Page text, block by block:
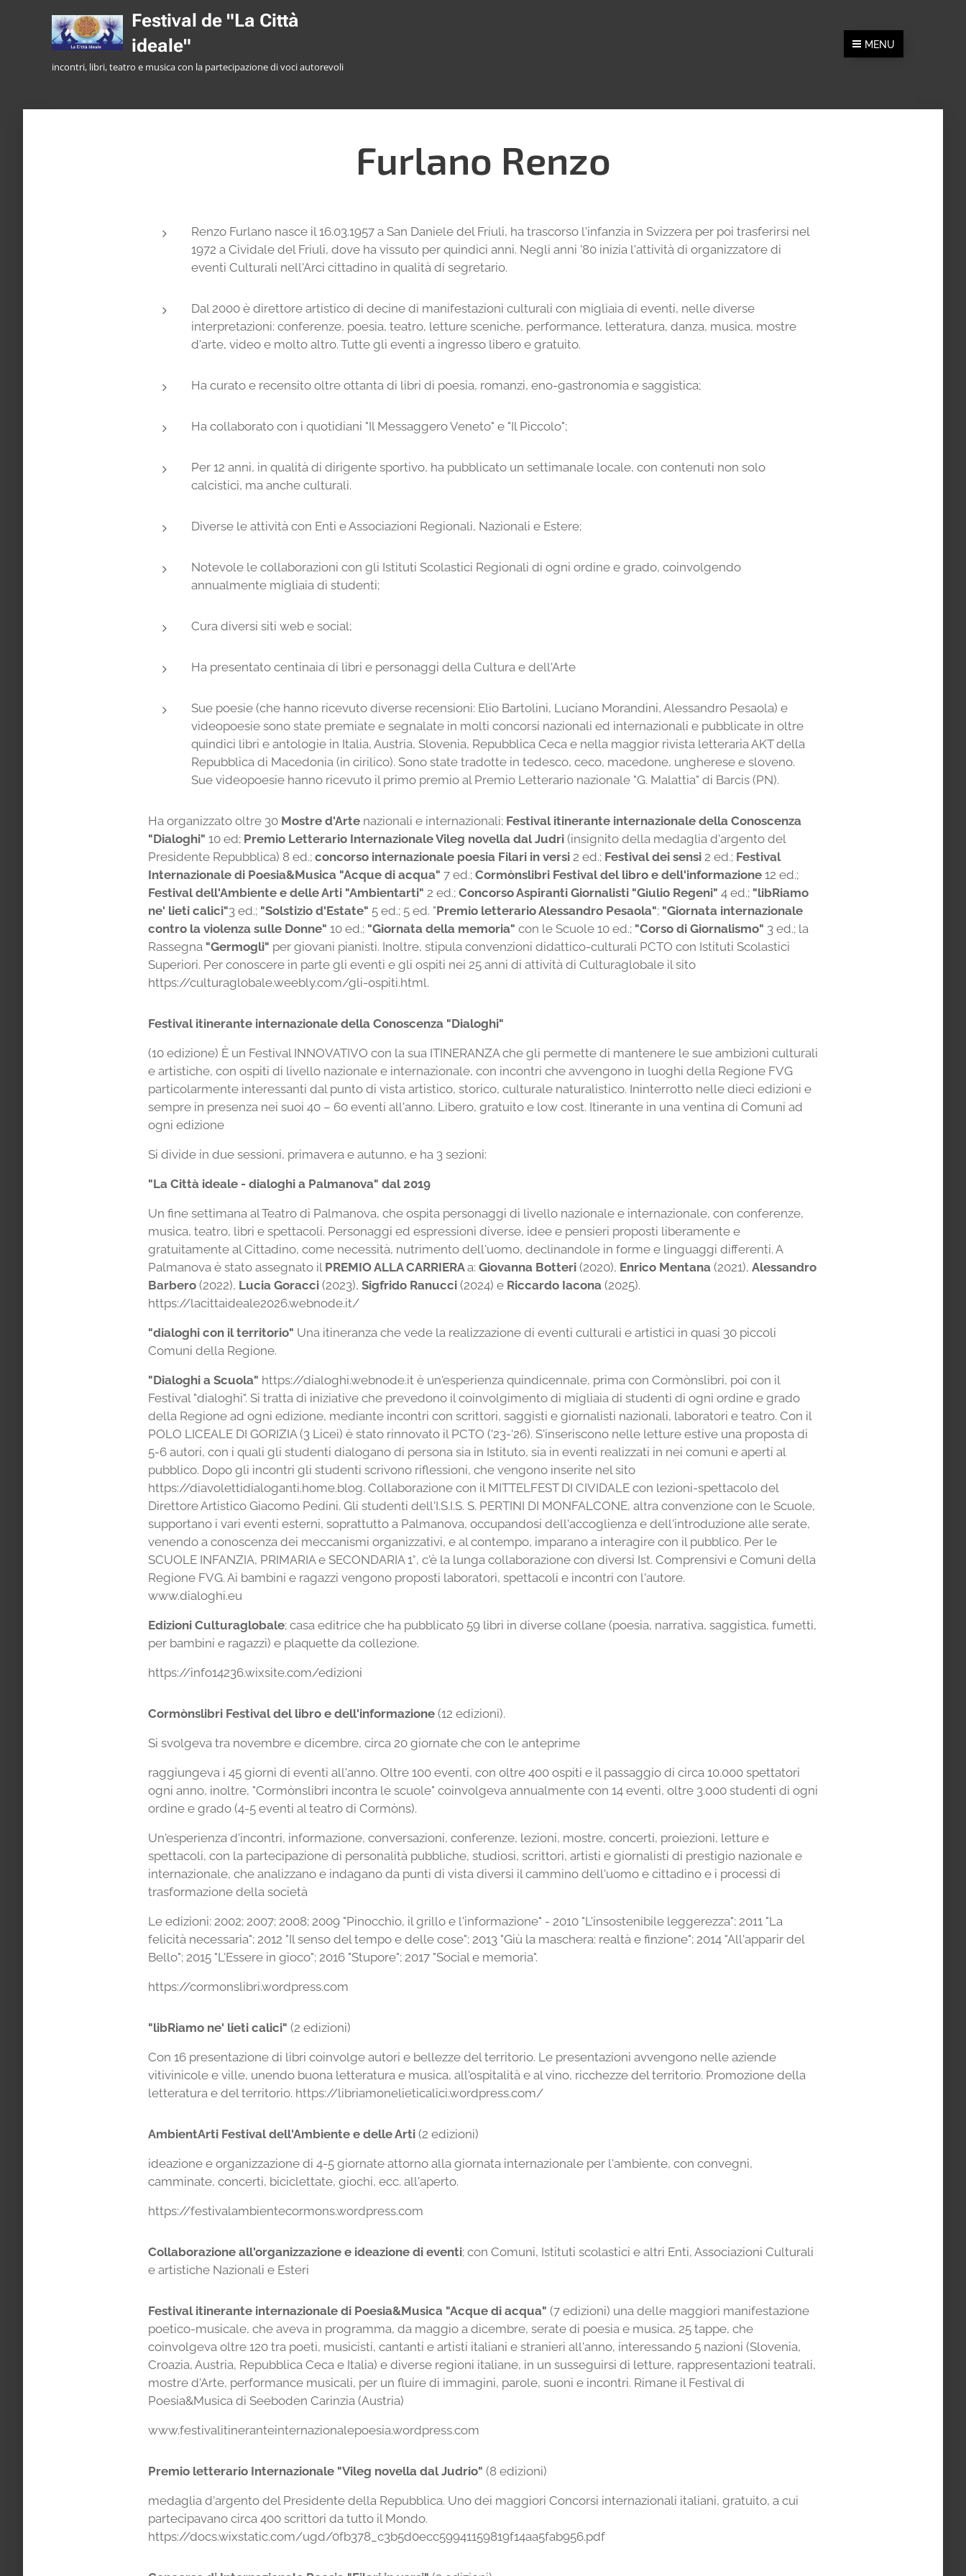
Festival de "La Città
ideale"
incontri, libri, teatro e musica con la partecipazione di voci autorevoli
MENU
Furlano Renzo
Renzo Furlano nasce il 16.03.1957 a San Daniele del Friuli, ha trascorso l'infanzia in Svizzera per poi trasferirsi nel
1972 a Cividale del Friuli, dove ha vissuto per quindici anni. Negli anni '80 inizia l'attività di organizzatore di
eventi Culturali nell'Arci cittadino in qualità di segretario.
Dal 2000 è direttore artistico di decine di manifestazioni culturali con migliaia di eventi, nelle diverse
interpretazioni: conferenze, poesia, teatro, letture sceniche, performance, letteratura, danza, musica, mostre
d'arte, video e molto altro. Tutte gli eventi a ingresso libero e gratuito.
Ha curato e recensito oltre ottanta di libri di poesia, romanzi, eno-gastronomia e saggistica;
Ha collaborato con i quotidiani "Il Messaggero Veneto" e "Il Piccolo";
Per 12 anni, in qualità di dirigente sportivo, ha pubblicato un settimanale locale, con contenuti non solo
calcistici, ma anche culturali.
Diverse le attività con Enti e Associazioni Regionali, Nazionali e Estere;
Notevole le collaborazioni con gli Istituti Scolastici Regionali di ogni ordine e grado, coinvolgendo
annualmente migliaia di studenti;
Cura diversi siti web e social;
Ha presentato centinaia di libri e personaggi della Cultura e dell'Arte
Sue poesie (che hanno ricevuto diverse recensioni: Elio Bartolini, Luciano Morandini, Alessandro Pesaola) e
videopoesie sono state premiate e segnalate in molti concorsi nazionali ed internazionali e pubblicate in oltre
quindici libri e antologie in Italia, Austria, Slovenia, Repubblica Ceca e nella maggior rivista letteraria AKT della
Repubblica di Macedonia (in cirilico). Sono state tradotte in tedesco, ceco, macedone, ungherese e sloveno.
Sue videopoesie hanno ricevuto il primo premio al Premio Letterario nazionale "G. Malattia" di Barcis (PN).
Ha organizzato oltre 30 Mostre d'Artenazionali e internazionali; Festival itinerante internazionale della Conoscenza
"Dialoghi" 10 ed; Premio Letterario Internazionale Vileg novella dal Judri (insignito della medaglia d'argento del
Presidente Repubblica) 8 ed.; concorso internazionale poesia Filari in versi 2 ed.; Festival dei sensi 2 ed.; Festival
Internazionale di Poesia&Musica "Acque di acqua" 7 ed.; Cormònslibri Festival del libro e dell'informazione12 ed.;
Festival dell'Ambiente e delle Arti "Ambientarti" 2 ed.; Concorso Aspiranti Giornalisti "Giulio Regeni" 4 ed.; "libRiamo
ne' lieti calici"3 ed.; "Solstizio d'Estate" 5 ed.; 5 ed. "Premio letterario Alessandro Pesaola"; "Giornata internazionale
contro la violenza sulle Donne" 10 ed.; "Giornata della memoria" con le Scuole 10 ed.; "Corso di Giornalismo" 3 ed.; la
Rassegna "Germogli" per giovani pianisti. Inoltre, stipula convenzioni didattico-culturali PCTO con Istituti Scolastici
Superiori. Per conoscere in parte gli eventi e gli ospiti nei 25 anni di attività di Culturaglobale il sito
https://culturaglobale.weebly.com/gli-ospiti.html.
Festival itinerante internazionale della Conoscenza "Dialoghi"
(10 edizione) È un Festival INNOVATIVO con la sua ITINERANZA che gli permette di mantenere le sue ambizioni culturali
e artistiche, con ospiti di livello nazionale e internazionale, con incontri che avvengono in luoghi della Regione FVG
particolarmente interessanti dal punto di vista artistico, storico, culturale naturalistico. Ininterrotto nelle dieci edizioni e
sempre in presenza nei suoi 40 – 60 eventi all'anno. Libero, gratuito e low cost. Itinerante in una ventina di Comuni ad
ogni edizione
Si divide in due sessioni, primavera e autunno, e ha 3 sezioni:
"La Città ideale - dialoghi a Palmanova" dal 2019
Un fine settimana al Teatro di Palmanova, che ospita personaggi di livello nazionale e internazionale, con conferenze,
musica, teatro, libri e spettacoli. Personaggi ed espressioni diverse, idee e pensieri proposti liberamente e
gratuitamente al Cittadino, come necessità, nutrimento dell'uomo, declinandole in forme e linguaggi differenti. A
Palmanova è stato assegnato il PREMIO ALLA CARRIERAa: Giovanna Botteri(2020), Enrico Mentana(2021), Alessandro
Barbero(2022), Lucia Goracci(2023), Sigfrido Ranucci(2024) e Riccardo Iacona(2025).
https://lacittaideale2026.webnode.it/
"dialoghi con il territorio" Una itineranza che vede la realizzazione di eventi culturali e artistici in quasi 30 piccoli
Comuni della Regione.
"Dialoghi a Scuola" https://dialoghi.webnode.it è un'esperienza quindicennale, prima con Cormònslibri, poi con il
Festival "dialoghi". Si tratta di iniziative che prevedono il coinvolgimento di migliaia di studenti di ogni ordine e grado
della Regione ad ogni edizione, mediante incontri con scrittori, saggisti e giornalisti nazionali, laboratori e teatro. Con il
POLO LICEALE DI GORIZIA (3 Licei) è stato rinnovato il PCTO ('23-'26). S'inseriscono nelle letture estive una proposta di
5-6 autori, con i quali gli studenti dialogano di persona sia in Istituto, sia in eventi realizzati in nei comuni e aperti al
pubblico. Dopo gli incontri gli studenti scrivono riflessioni, che vengono inserite nel sito
https://diavolettidialoganti.home.blog. Collaborazione con il MITTELFEST DI CIVIDALE con lezioni-spettacolo del
Direttore Artistico Giacomo Pedini. Gli studenti dell'I.S.I.S. S. PERTINI DI MONFALCONE, altra convenzione con le Scuole,
supportano i vari eventi esterni, soprattutto a Palmanova, occupandosi dell'accoglienza e dell'introduzione alle serate,
venendo a conoscenza dei meccanismi organizzativi, e al contempo, imparano a interagire con il pubblico. Per le
SCUOLE INFANZIA, PRIMARIA e SECONDARIA 1°, c'è la lunga collaborazione con diversi Ist. Comprensivi e Comuni della
Regione FVG. Ai bambini e ragazzi vengono proposti laboratori, spettacoli e incontri con l'autore.
www.dialoghi.eu
Edizioni Culturaglobale; casa editrice che ha pubblicato 59 libri in diverse collane (poesia, narrativa, saggistica, fumetti,
per bambini e ragazzi) e plaquette da collezione.
https://info14236.wixsite.com/edizioni
Cormònslibri Festival del libro e dell'informazione(12 edizioni).
Si svolgeva tra novembre e dicembre, circa 20 giornate che con le anteprime
raggiungeva i 45 giorni di eventi all'anno. Oltre 100 eventi, con oltre 400 ospiti e il passaggio di circa 10.000 spettatori
ogni anno, inoltre, "Cormònslibri incontra le scuole" coinvolgeva annualmente con 14 eventi, oltre 3.000 studenti di ogni
ordine e grado (4-5 eventi al teatro di Cormòns).
Un'esperienza d'incontri, informazione, conversazioni, conferenze, lezioni, mostre, concerti, proiezioni, letture e
spettacoli, con la partecipazione di personalità pubbliche, studiosi, scrittori, artisti e giornalisti di prestigio nazionale e
internazionale, che analizzano e indagano da punti di vista diversi il cammino dell'uomo e cittadino e i processi di
trasformazione della società
Le edizioni: 2002; 2007; 2008; 2009 "Pinocchio, il grillo e l'informazione" - 2010 "L'insostenibile leggerezza"; 2011 "La
felicità necessaria"; 2012 "Il senso del tempo e delle cose"; 2013 "Giù la maschera: realtà e finzione"; 2014 "All'apparir del
Bello"; 2015 "L'Essere in gioco"; 2016 "Stupore"; 2017 "Social e memoria".
https://cormonslibri.wordpress.com
"libRiamo ne' lieti calici" (2 edizioni)
Con 16 presentazione di libri coinvolge autori e bellezze del territorio. Le presentazioni avvengono nelle aziende
vitivinicole e ville, unendo buona letteratura e musica, all'ospitalità e al vino, ricchezze del territorio. Promozione della
letteratura e del territorio. https://libriamonelieticalici.wordpress.com/
AmbientArti Festival dell'Ambiente e delle Arti(2 edizioni)
ideazione e organizzazione di 4-5 giornate attorno alla giornata internazionale per l'ambiente, con convegni,
camminate, concerti, biciclettate, giochi, ecc. all'aperto.
https://festivalambientecormons.wordpress.com
Collaborazione all'organizzazione e ideazione di eventi; con Comuni, Istituti scolastici e altri Enti, Associazioni Culturali
e artistiche Nazionali e Esteri
Festival itinerante internazionale di Poesia&Musica "Acque di acqua" (7 edizioni) una delle maggiori manifestazione
poetico-musicale, che aveva in programma, da maggio a dicembre, serate di poesia e musica, 25 tappe, che
coinvolgeva oltre 120 tra poeti, musicisti, cantanti e artisti italiani e stranieri all'anno, interessando 5 nazioni (Slovenia,
Croazia, Austria, Repubblica Ceca e Italia) e diverse regioni italiane, in un susseguirsi di letture, rappresentazioni teatrali,
mostre d'Arte, performance musicali, per un fluire di immagini, parole, suoni e incontri. Rimane il Festival di
Poesia&Musica di Seeboden Carinzia (Austria)
www.festivalitineranteinternazionalepoesia.wordpress.com
Premio letterario Internazionale "Vileg novella dal Judrio" (8 edizioni)
medaglia d'argento del Presidente della Repubblica. Uno dei maggiori Concorsi internazionali italiani, gratuito, a cui
partecipavano circa 400 scrittori da tutto il Mondo.
https://docs.wixstatic.com/ugd/0fb378_c3b5d0ecc59941159819f14aa5fab956.pdf